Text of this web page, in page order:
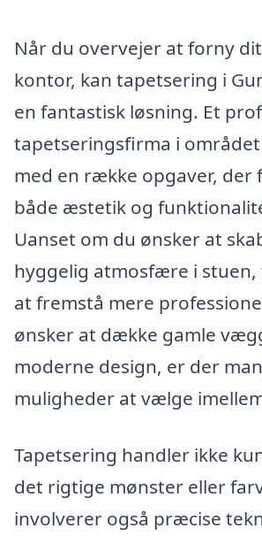
Når du overvejer at forny
kontor, kan tapetsering i
en fantastisk løsning. Et
tapetseringsfirma i
med en række opgaver, der
både æstetik og
Uanset om du ønsker at
hyggelig atmosfære i
at fremstå mere
ønsker at dække gamle
moderne design, er der
muligheder at vælge
Tapetsering handler ikke
det rigtige mønster eller
involverer også præcise